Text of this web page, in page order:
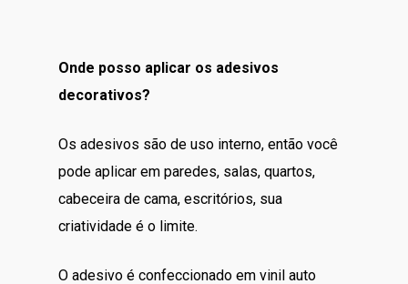
Onde posso aplicar os adesivos
decorativos?
Os adesivos são de uso interno, então você
pode aplicar em paredes, salas, quartos,
cabeceira de cama, escritórios, sua
criatividade é o limite.
O adesivo é confeccionado em vinil auto